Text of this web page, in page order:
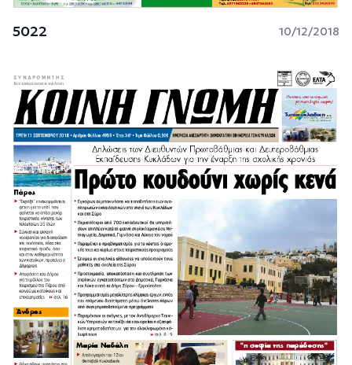
5022 10/12/2018